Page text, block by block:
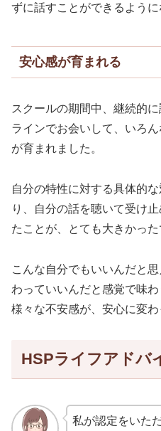
ずに話すことができるように
安心感が育まれる
スクールの期間中、継続的
ラインでお会いして、いろ
が育まれました。
自分の特性に対する具体的
り、自分の話を聴いて受け
たことが、とても大きかった
こんな自分でもいいんだと
わっていいんだと感覚で味
様々な不安感が、安心に変わ
HSPライフアドバ
私が認定をいた